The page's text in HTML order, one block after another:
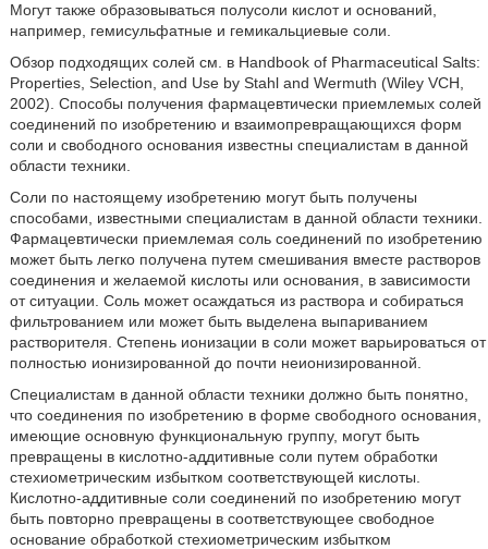
Могут также образовываться полусоли кислот и оснований,
например, гемисульфатные и гемикальциевые соли.
Обзор подходящих солей см. в Handbook of Pharmaceutical Salts:
Properties, Selection, and Use by Stahl and Wermuth (Wiley VCH,
2002). Способы получения фармацевтически приемлемых солей
соединений по изобретению и взаимопревращающихся форм
соли и свободного основания известны специалистам в данной
области техники.
Соли по настоящему изобретению могут быть получены
способами, известными специалистам в данной области техники.
Фармацевтически приемлемая соль соединений по изобретению
может быть легко получена путем смешивания вместе растворов
соединения и желаемой кислоты или основания, в зависимости
от ситуации. Соль может осаждаться из раствора и собираться
фильтрованием или может быть выделена выпариванием
растворителя. Степень ионизации в соли может варьироваться от
полностью ионизированной до почти неионизированной.
Специалистам в данной области техники должно быть понятно,
что соединения по изобретению в форме свободного основания,
имеющие основную функциональную группу, могут быть
превращены в кислотно-аддитивные соли путем обработки
стехиометрическим избытком соответствующей кислоты.
Кислотно-аддитивные соли соединений по изобретению могут
быть повторно превращены в соответствующее свободное
основание обработкой стехиометрическим избытком